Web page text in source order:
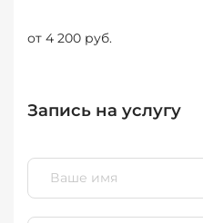
от 4 200 руб.
Запись на услугу